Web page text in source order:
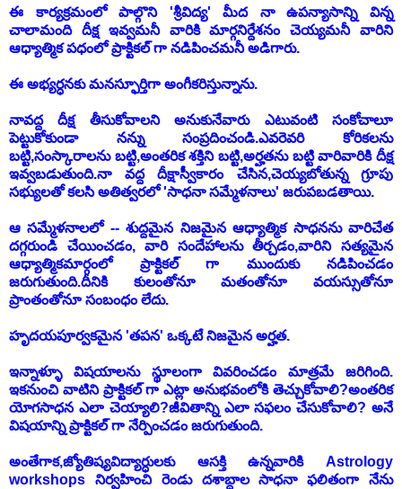
ఈ కార్యక్రమంలో పాల్గొని 'శ్రీవిద్య' మీద నా ఉపన్యాసాన్ని విన్న
చాలామంది దీక్ష ఇవ్వమనీ వారికి మార్గనిర్దేశనం చెయ్యమనీ వారిని
ఆధ్యాత్మిక పధంలో ప్రాక్టికల్ గా నడిపించమనీ అడిగారు.
ఈ అభ్యర్ధనకు మనస్ఫూర్తిగా అంగీకరిస్తున్నాను.
నావద్ద దీక్ష తీసుకోవాలని అనుకునేవారు ఎటువంటి సంకోచాలూ
పెట్టుకోకుండా నన్ను సంప్రదించండి.ఎవరెవరి కోరికలను
బట్టి,సంస్కారాలను బట్టి,అంతరిక శక్తిని బట్టి,అర్హతను బట్టి వారివారికి దీక్ష
ఇవ్వబడుతుంది.నా వద్ద దీక్షాస్వీకారం చేసిన,చెయ్యబోతున్న గ్రూపు
సభ్యులతో కలసి అతిత్వరలో 'సాధనా సమ్మేళనాలు' జరుపబడతాయి.
ఆ సమ్మేళనాలలో -- శుద్దమైన నిజమైన ఆధ్యాత్మిక సాధనను వారిచేత
దగ్గరుండి చేయించడం, వారి సందేహాలను తీర్చడం,వారిని సత్యమైన
ఆధ్యాత్మికమార్గంలో ప్రాక్టికల్ గా ముందుకు నడిపించడం
జరుగుతుంది.దీనికి కులంతోనూ మతంతోనూ వయస్సుతోనూ
ప్రాంతంతోనూ సంబంధం లేదు.
హృదయపూర్వకమైన 'తపన' ఒక్కటే నిజమైన అర్హత.
ఇన్నాళ్ళూ విషయాలను స్థూలంగా వివరించడం మాత్రమే జరిగింది.
ఇకనుంచి వాటిని ప్రాక్టికల్ గా ఎట్లా అనుభవంలోకి తెచ్చుకోవాలి?అంతరిక
యోగసాధన ఎలా చెయ్యాలి?జీవితాన్ని ఎలా సఫలం చేసుకోవాలి? అనే
విషయాన్ని ప్రాక్టికల్ గా నేర్పించడం జరుగుతుంది.
అంతేగాక,జ్యోతిష్యవిద్యార్ధులకు ఆసక్తి ఉన్నవారికి Astrology
workshops నిర్వహించి రెండు దశాబ్దాల సాధనా ఫలితంగా నేను